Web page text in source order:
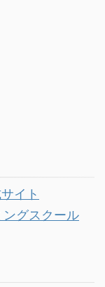
イト
グスクール